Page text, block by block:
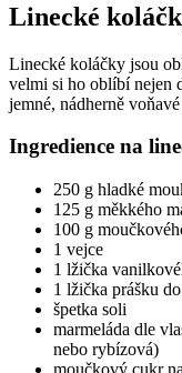
Linecké
Linecké koláčky jsou
velmi si ho oblíbí nejen
jemné, nádherně
Ingredience na
250 g hladké
125 g měkkého
100 g
1 vejce
1 lžička
1 lžička prášku
špetka soli
marmeláda dle
nebo rybízová)
moučkový cukr